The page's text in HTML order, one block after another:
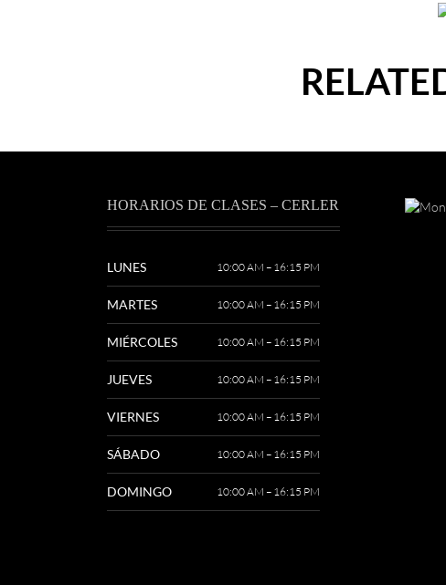
HORARIOS DE CLASES – CERLER
LUNES 10:00 AM – 16:15 PM
MARTES 10:00 AM – 16:15 PM
MIÉRCOLES 10:00 AM – 16:15 PM
JUEVES 10:00 AM – 16:15 PM
VIERNES 10:00 AM – 16:15 PM
SÁBADO 10:00 AM – 16:15 PM
DOMINGO 10:00 AM – 16:15 PM